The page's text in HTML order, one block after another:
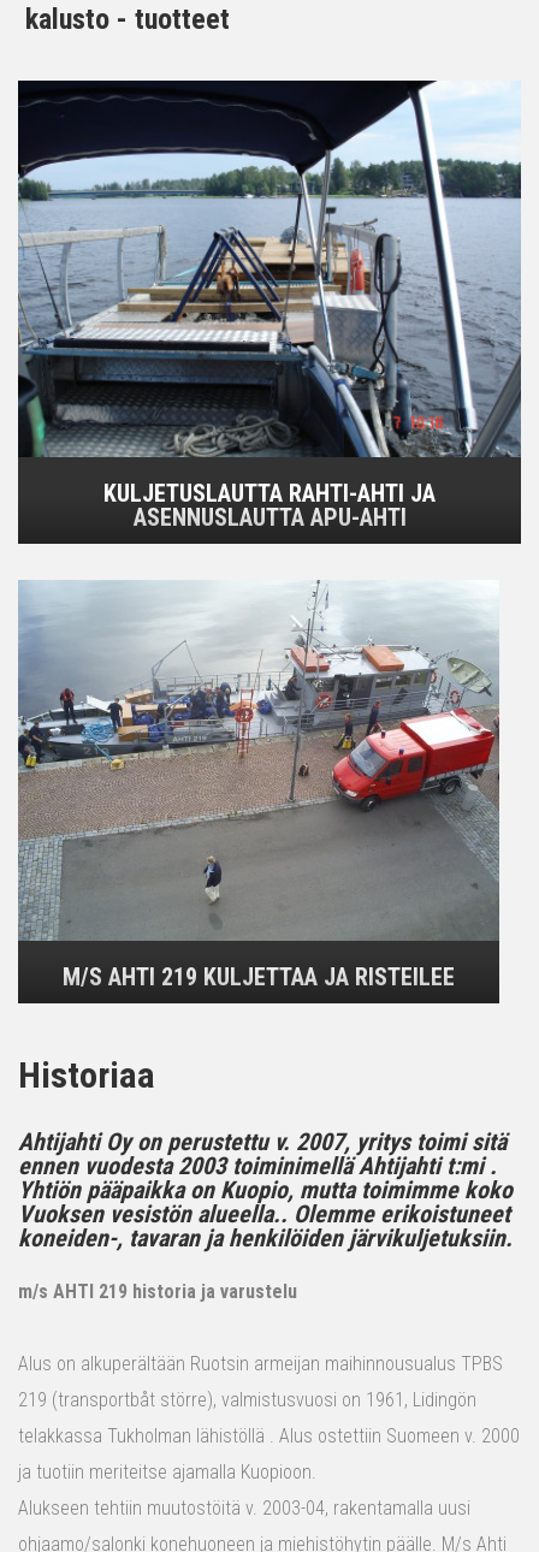
kalusto - tuotteet
KULJETUSLAUTTA RAHTI-AHTI JA
ASENNUSLAUTTA APU-AHTI
M/S AHTI 219 KULJETTAA JA RISTEILEE
Historiaa
Ahtijahti Oy on perustettu v. 2007, yritys toimi sitä
ennen vuodesta 2003 toiminimellä Ahtijahti t:mi .
Yhtiön pääpaikka on Kuopio, mutta toimimme koko
Vuoksen vesistön alueella.. Olemme erikoistuneet
koneiden-, tavaran ja henkilöiden järvikuljetuksiin.
m/s AHTI 219 historia ja varustelu
Alus on alkuperältään Ruotsin armeijan maihinnousualus TPBS
219 (transportbåt större), valmistusvuosi on 1961, Lidingön
telakkassa Tukholman lähistöllä . Alus ostettiin Suomeen v. 2000
ja tuotiin meriteitse ajamalla Kuopioon.
Alukseen tehtiin muutostöitä v. 2003-04, rakentamalla uusi
ohjaamo/salonki konehuoneen ja miehistöhytin päälle. M/s Ahti